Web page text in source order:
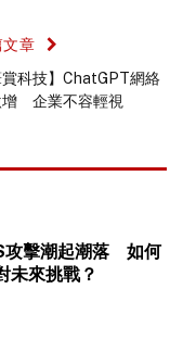
文章
賞科技】ChatGPT網絡
增 企業不容輕視
攻擊潮起潮落 如何
未來挑戰？